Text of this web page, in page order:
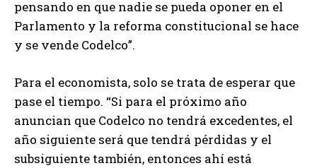
pensando en que nadie se pueda oponer en el
Parlamento y la reforma constitucional se hace
y se vende Codelco”.
Para el economista, solo se trata de esperar que
pase el tiempo. “Si para el próximo año
anuncian que Codelco no tendrá excedentes, el
año siguiente será que tendrá pérdidas y el
subsiguiente también, entonces ahí está